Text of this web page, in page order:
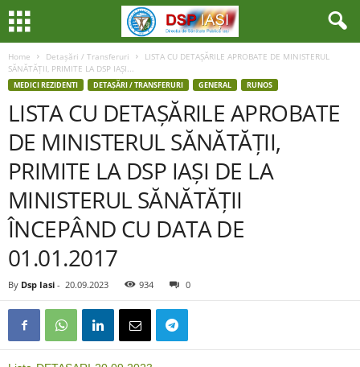
Home Detașări / Transferuri
LISTA CU DETAȘĂRILE APROBATE DE MINISTERUL
SĂNĂTĂȚII, PRIMITE LA DSP IAȘI...
MEDICI REZIDENTI DETAȘĂRI / TRANSFERURI GENERAL RUNOS
LISTA CU DETAȘĂRILE APROBATE
DE MINISTERUL SĂNĂTĂȚII,
PRIMITE LA DSP IAȘI DE LA
MINISTERUL SĂNĂTĂȚII
ÎNCEPÂND CU DATA DE
01.01.2017
By Dsp Iasi - 20.09.2023 934 0